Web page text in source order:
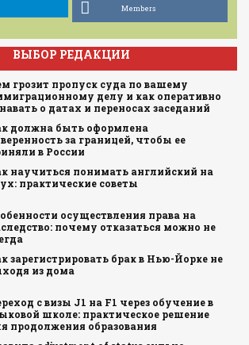
Members
ВЫБОР РЕДАКЦИИ
грозит пропуск суда по вашему
делу и как оперативно
о датах и переносах заседаний
должна быть оформлена
за границей, чтобы ее
в России
научиться понимать английский на
практические советы
осуществления права на
почему отказаться можно не
зарегистрировать брак в Нью-Йорке не
из дома
с визы J1 на F1 через обучение в
школе: практическое решение
продолжения образования